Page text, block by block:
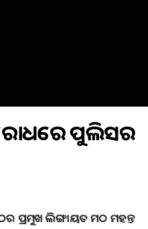
ପୁଲିସର
ପ୍ରମୁଖ ଲିଙ୍ଗାୟତ ମଠ ମହନ୍ତ